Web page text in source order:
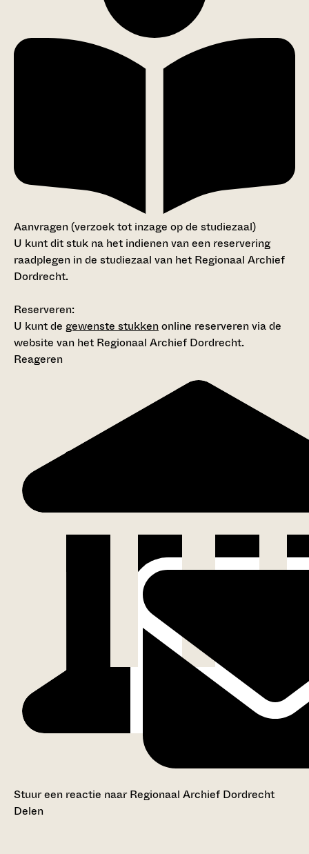
Aanvragen (verzoek tot inzage op de studiezaal)
U kunt dit stuk na het indienen van een reservering
raadplegen in de studiezaal van het Regionaal Archief
Dordrecht.
Reserveren:
U kunt de gewenste stukkenonline reserveren via de
website van het Regionaal Archief Dordrecht.
Reageren
Stuur een reactie naar Regionaal Archief Dordrecht
Delen